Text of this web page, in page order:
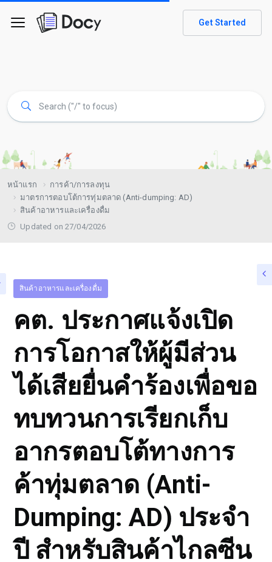
Get Started
หน้าแรก
การค้า/การลงทุน
มาตรการตอบโต้การทุ่มตลาด (Anti-dumping: AD)
สินค้าอาหารและเครื่องดื่ม
Updated on 27/04/2026
สินค้าอาหารและเครื่องดื่ม
คต. ประกาศแจ้งเปิด
การโอกาสให้ผู้มีส่วน
ได้เสียยื่นคำร้องเพื่อขอ
ทบทวนการเรียกเก็บ
อากรตอบโต้ทางการ
ค้าทุ่มตลาด (Anti-
Dumping: AD) ประจำ
ปี สำหรับสินค้าไกลซีน